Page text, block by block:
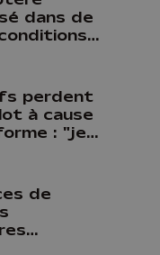
dans de
à
perdent
à cause
: "je
que
de